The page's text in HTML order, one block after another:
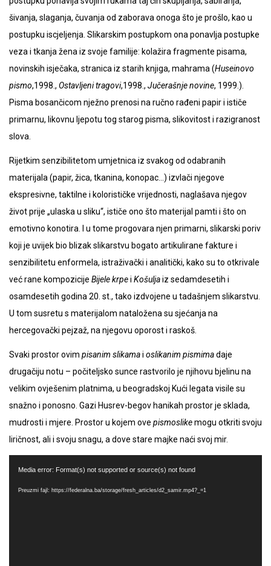
šivanja, slaganja, čuvanja od zaborava onoga što je prošlo, kao u
postupku iscjeljenja. Slikarskim postupkom ona ponavlja postupke
veza i tkanja žena iz svoje familije: kolažira fragmente pisama,
novinskih isječaka, stranica iz starih knjiga, mahrama (Huseinovo
pismo,1998., Ostavljeni tragovi,1998., Jučerašnje novine, 1999.).
Pisma bosančicom nježno prenosi na ručno rađeni papir i ističe
primarnu, likovnu ljepotu tog starog pisma, slikovitost i razigranost
slova.
Rijetkim senzibilitetom umjetnica iz svakog od odabranih
materijala (papir, žica, tkanina, konopac…) izvlači njegove
ekspresivne, taktilne i kolorističke vrijednosti, naglašava njegov
život prije „ulaska u sliku“, ističe ono što materijal pamti i što on
emotivno konotira. I u tome progovara njen primarni, slikarski poriv
koji je uvijek bio blizak slikarstvu bogato artikulirane fakture i
senzibilitetu enformela, istraživački i analitički, kako su to otkrivale
već rane kompozicije Bijele krpei Košuljaiz sedamdesetih i
osamdesetih godina 20. st., tako izdvojene u tadašnjem slikarstvu.
U tom susretu s materijalom nataložena su sjećanja na
hercegovački pejzaž, na njegovu oporost i raskoš.
Svaki prostor ovim pisanim slikamai oslikanim pismimadaje
drugačiju notu – počiteljsko sunce rastvorilo je njihovu bjelinu na
velikim ovješenim platnima, u beogradskoj Kući legata visile su
snažno i ponosno. Gazi Husrev-begov hanikah prostor je sklada,
mudrosti i mjere. Prostor u kojem ove pismoslikemogu otkriti svoju
liričnost, ali i svoju snagu, a dove stare majke naći svoj mir.
Player
Media error: Format(s) not supported or source(s) not found
Preuzmi fajl: https://federalna.ba/storage/fresh_articles/d2_samir.mp4?_=1